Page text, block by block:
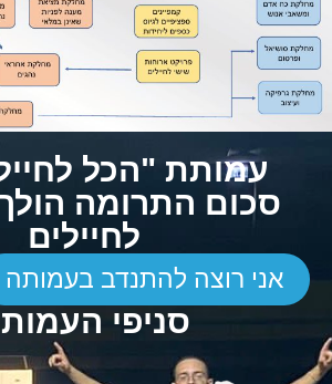
עמותת "הכל
סכום התרומה
לחיילים
אני רוצה להתנדב בעמותה
סניפי